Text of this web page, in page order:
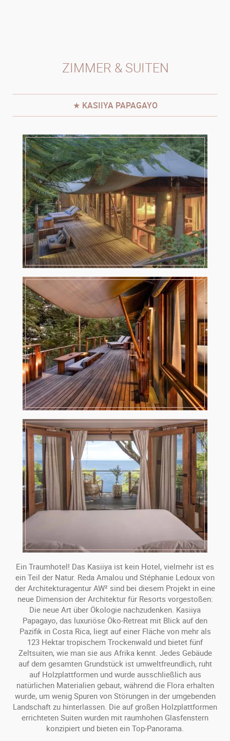
ZIMMER & SUITEN
★ KASIIYA PAPAGAYO
Ein Traumhotel! Das Kasiiya ist kein Hotel, vielmehr ist es
ein Teil der Natur. Reda Amalou und Stéphanie Ledoux von
der Architekturagentur AW² sind bei diesem Projekt in eine
neue Dimension der Architektur für Resorts vorgestoßen:
Die neue Art über Ökologie nachzudenken. Kasiiya
Papagayo, das luxuriöse Öko-Retreat mit Blick auf den
Pazifik in Costa Rica, liegt auf einer Fläche von mehr als
123 Hektar tropischem Trockenwald und bietet fünf
Zeltsuiten, wie man sie aus Afrika kennt. Jedes Gebäude
auf dem gesamten Grundstück ist umweltfreundlich, ruht
auf Holzplattformen und wurde ausschließlich aus
natürlichen Materialien gebaut, während die Flora erhalten
wurde, um wenig Spuren von Störungen in der umgebenden
Landschaft zu hinterlassen. Die auf großen Holzplattformen
errichteten Suiten wurden mit raumhohen Glasfenstern
konzipiert und bieten ein Top-Panorama.